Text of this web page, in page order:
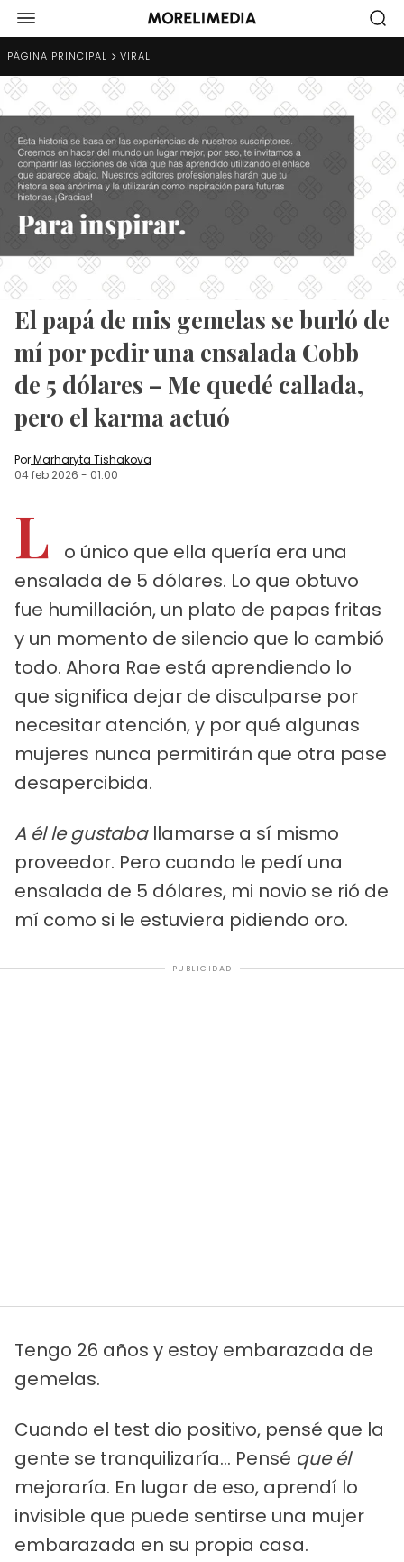
PÁGINA PRINCIPAL VIRAL
El papá de mis gemelas se burló de
mí por pedir una ensalada Cobb
de 5 dólares – Me quedé callada,
pero el karma actuó
PorMarharyta Tishakova
04 feb 2026 - 01:00
L
o único que ella quería era una
ensalada de 5 dólares. Lo que obtuvo
fue humillación, un plato de papas fritas
y un momento de silencio que lo cambió
todo. Ahora Rae está aprendiendo lo
que significa dejar de disculparse por
necesitar atención, y por qué algunas
mujeres nunca permitirán que otra pase
desapercibida.
A él le gustaballamarse a sí mismo
proveedor. Pero cuando le pedí una
ensalada de 5 dólares, mi novio se rió de
mí como si le estuviera pidiendo oro.
PUBLICIDAD
Tengo 26 años y estoy embarazada de
gemelas.
Cuando el test dio positivo, pensé que la
gente se tranquilizaría... Pensé que él
mejoraría. En lugar de eso, aprendí lo
invisible que puede sentirse una mujer
embarazada en su propia casa.